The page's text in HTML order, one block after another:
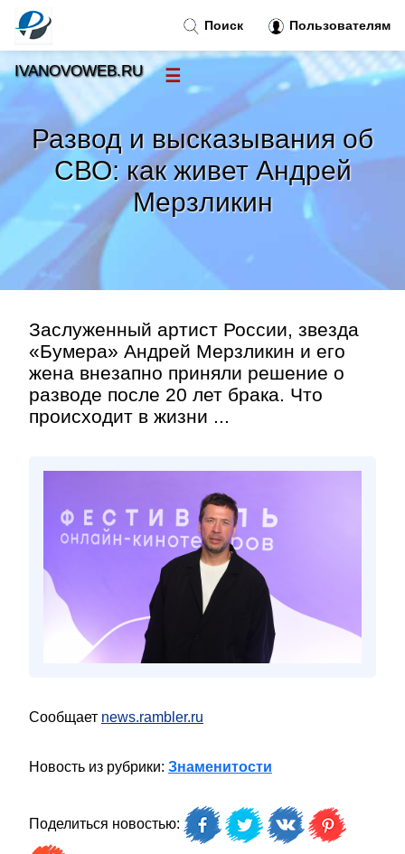
Развод и высказывания об
СВО: как живет Андрей
Мерзликин
Заслуженный артист России, звезда
«Бумера» Андрей Мерзликин и его
жена внезапно приняли решение о
разводе после 20 лет брака. Что
происходит в жизни ...
Сообщает news.rambler.ru
Новость из рубрики: Знаменитости
Поделиться новостью:
Поиск Пользователям
IVANOVOWEB.RU ☰
Новости
Тренды новостей »
»
Правила »